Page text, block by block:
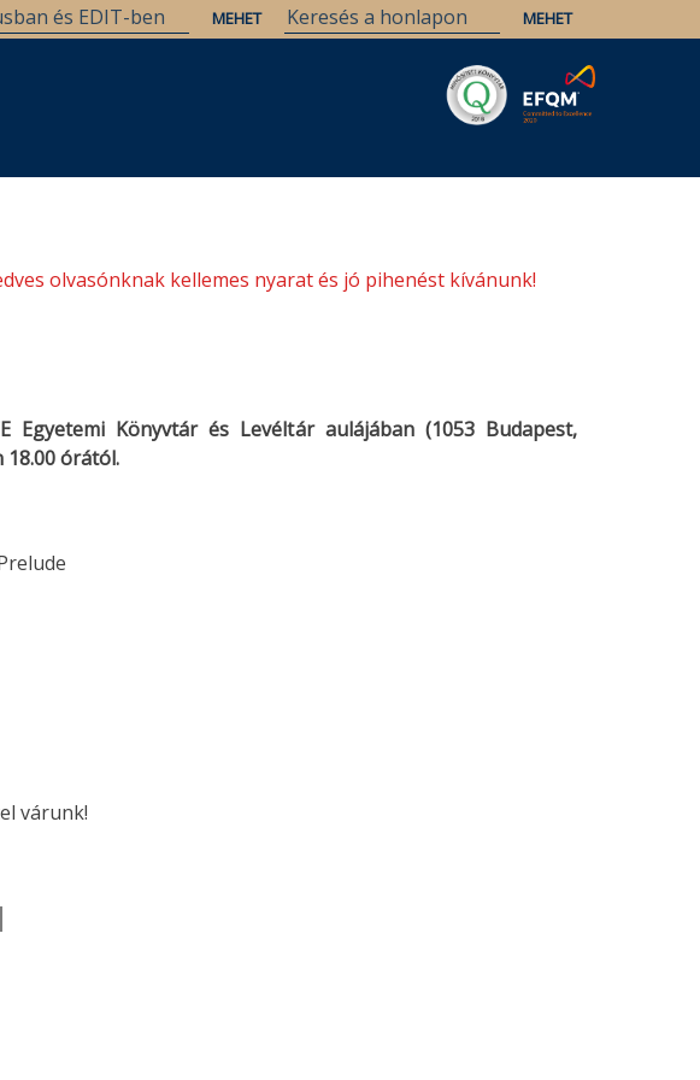
olvasónknak kellemes nyarat és jó pihenést kívánunk!
Egyetemi Könyvtár és Levéltár aulájában (1053 Budapest,
18.00 órától.
várunk!